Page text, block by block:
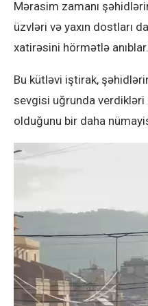
Mərasim zamanı
üzvləri və yaxın dostları
xatirəsini hörmətlə anıblar.
Bu kütləvi iştirak,
sevgisi uğrunda verdikləri
olduğunu bir daha